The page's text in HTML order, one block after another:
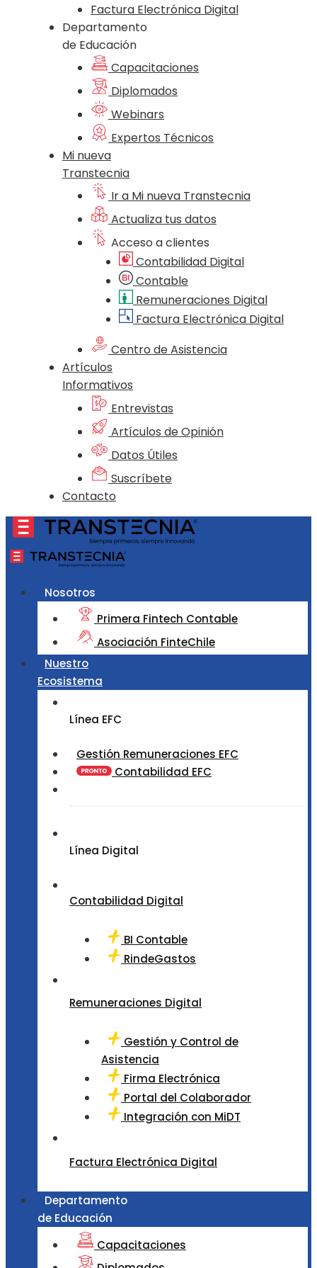
Factura Electrónica Digital
Departamento
de Educación
Capacitaciones
Diplomados
Webinars
Expertos Técnicos
Mi nueva
Transtecnia
Ir a Mi nueva Transtecnia
Actualiza tus datos
Acceso a clientes
Contabilidad Digital
Contable
Remuneraciones Digital
Factura Electrónica Digital
Centro de Asistencia
Artículos
Informativos
Entrevistas
Artículos de Opinión
Datos Útiles
Suscríbete
Contacto
Nosotros
Primera Fintech Contable
Asociación FinteChile
Nuestro
Ecosistema
Línea EFC
Gestión Remuneraciones EFC
Contabilidad EFC
Línea Digital
Contabilidad Digital
BI Contable
RindeGastos
Remuneraciones Digital
Gestión y Control de
Asistencia
Firma Electrónica
Portal del Colaborador
Integración con MiDT
Factura Electrónica Digital
Departamento
de Educación
Capacitaciones